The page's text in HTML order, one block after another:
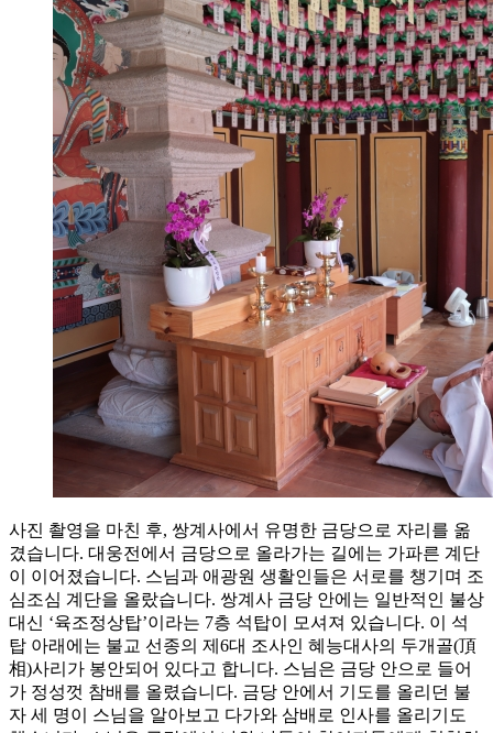
사진 촬영을 마친 후, 쌍계사에서 유명한 금당으로 자리를 옮
겼습니다. 대웅전에서 금당으로 올라가는 길에는 가파른 계단
이 이어졌습니다. 스님과 애광원 생활인들은 서로를 챙기며 조
심조심 계단을 올랐습니다. 쌍계사 금당 안에는 일반적인 불상
대신 ‘육조정상탑’이라는 7층 석탑이 모셔져 있습니다. 이 석
탑 아래에는 불교 선종의 제6대 조사인 혜능대사의 두개골(頂
相)사리가 봉안되어 있다고 합니다. 스님은 금당 안으로 들어
가 정성껏 참배를 올렸습니다. 금당 안에서 기도를 올리던 불
자 세 명이 스님을 알아보고 다가와 삼배로 인사를 올리기도